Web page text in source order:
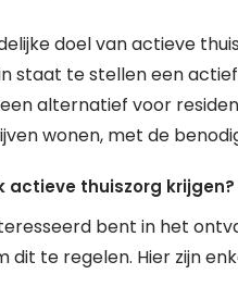
doel van actieve
staat te stellen een
alternatief voor
wonen, met de
actieve thuiszorg krijgen?
bent in het
dit te regelen. Hier zijn